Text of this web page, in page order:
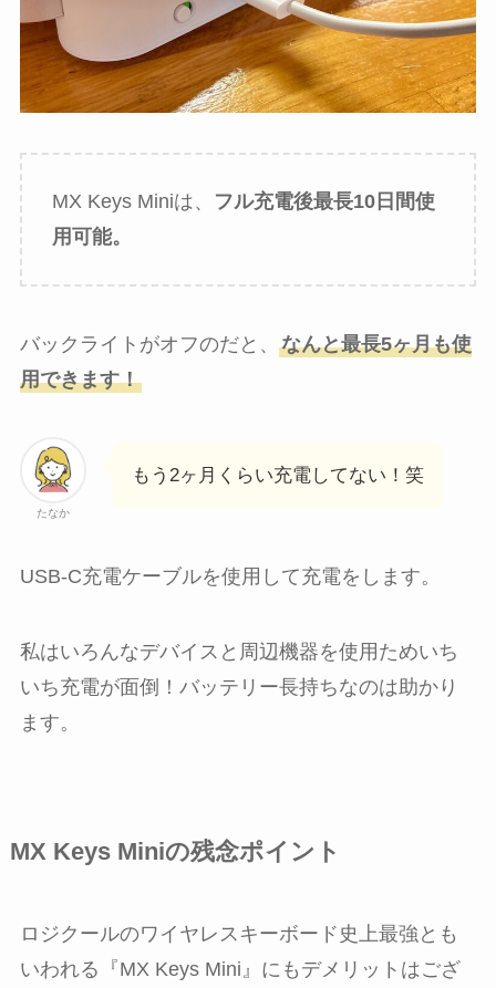
MX Keys Miniは、
フル充電後最長10日間使
用可能。
バックライトがオフのだと、 なんと最長5ヶ月も使
用できます！
たなか
もう2ヶ月くらい充電してない！笑
USB-C充電ケーブルを使用して充電をします。
私はいろんなデバイスと周辺機器を使用ためいち
いち充電が面倒！バッテリー長持ちなのは助かり
ます。
MX Keys Miniの残念ポイント
ロジクールのワイヤレスキーボード史上最強とも
いわれる『MX Keys Mini』にもデメリットはござ